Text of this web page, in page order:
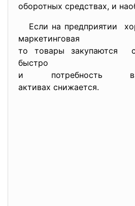
оборотных средствах, и
Если на предприятии
маркетинговая
то товары закупаются
быстро
и потребность в
активах снижается.